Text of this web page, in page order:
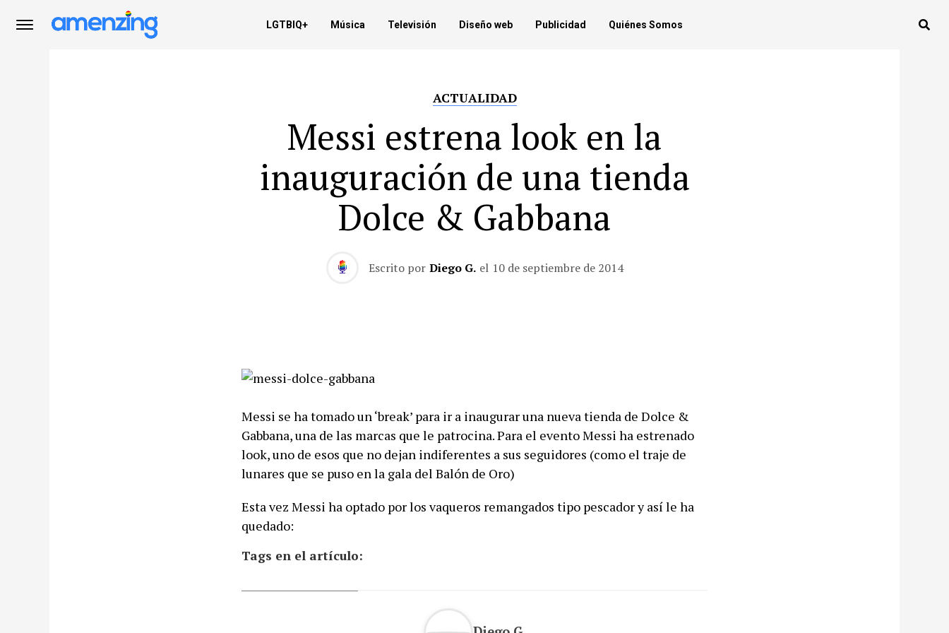
LGTBIQ+ Música Televisión Diseño web Publicidad Quiénes Somos
ACTUALIDAD
Messi estrena look en la
inauguración de una tienda
Dolce & Gabbana
Escrito por Diego G. el 10 de septiembre de 2014
Messi se ha tomado un ‘break’ para ir a inaugurar una nueva tienda de Dolce &
Gabbana, una de las marcas que le patrocina. Para el evento Messi ha estrenado
look, uno de esos que no dejan indiferentes a sus seguidores (como el traje de
lunares que se puso en la gala del Balón de Oro)
Esta vez Messi ha optado por los vaqueros remangados tipo pescador y así le ha
quedado:
Tags en el artículo: